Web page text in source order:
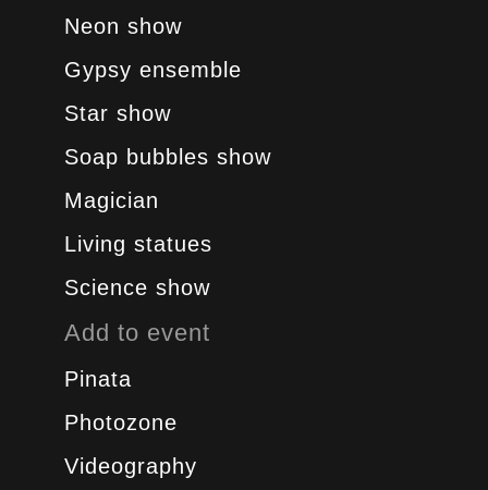
Neon show
Gypsy ensemble
Star show
Soap bubbles show
Magician
Living statues
Science show
Add to event
Pinata
Photozone
Videography